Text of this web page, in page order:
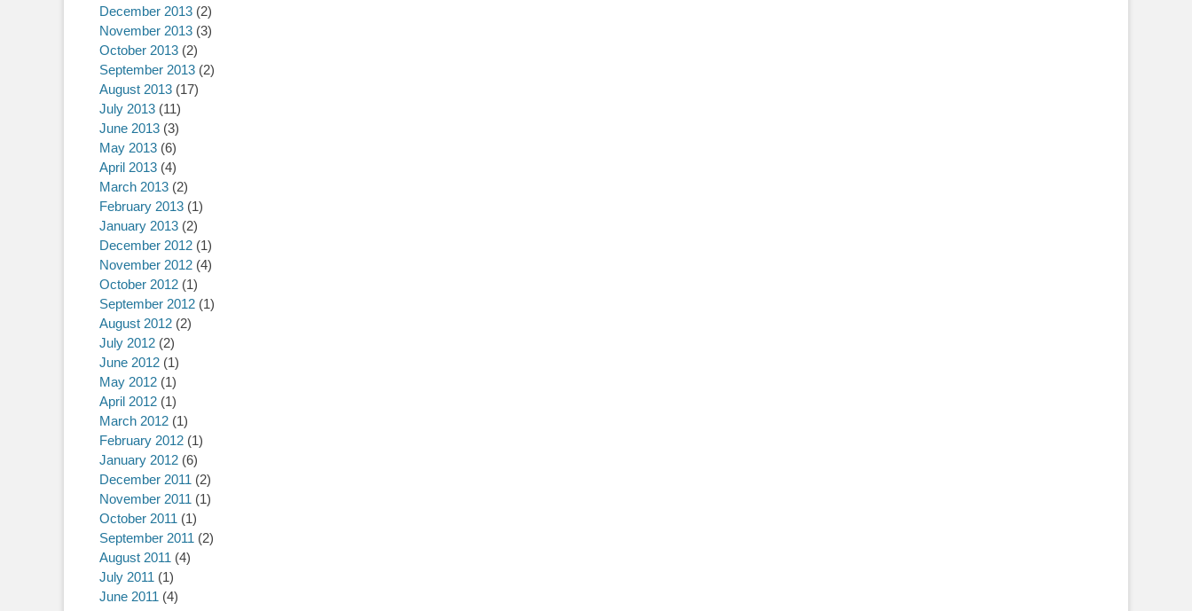
December 2013 (2)
November 2013 (3)
October 2013 (2)
September 2013 (2)
August 2013 (17)
July 2013 (11)
June 2013 (3)
May 2013 (6)
April 2013 (4)
March 2013 (2)
February 2013 (1)
January 2013 (2)
December 2012 (1)
November 2012 (4)
October 2012 (1)
September 2012 (1)
August 2012 (2)
July 2012 (2)
June 2012 (1)
May 2012 (1)
April 2012 (1)
March 2012 (1)
February 2012 (1)
January 2012 (6)
December 2011 (2)
November 2011 (1)
October 2011 (1)
September 2011 (2)
August 2011 (4)
July 2011 (1)
June 2011 (4)